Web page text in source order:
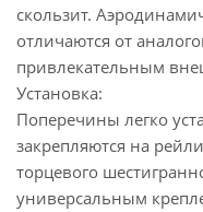
скользит.
отличаются от
привлекательным
Установка:
Поперечины легко
закрепляются на
торцевого
универсальным